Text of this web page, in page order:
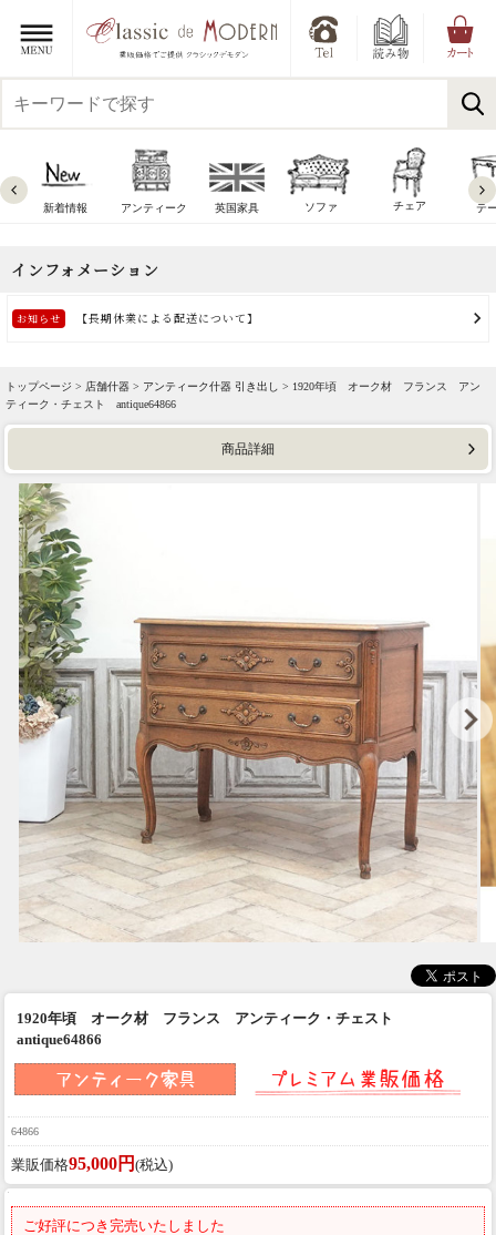
新着情報 アンティーク 英国家具 ソファ チェア テ
トップページ > 店舗什器 > アンティーク什器 引き出し
> 1920年頃 オーク材 フランス アン
ティーク・チェスト antique64866
商品詳細
1920年頃 オーク材 フランス アンティーク・チェスト
antique64866
64866
業販価格95,000円 (税込)
ご好評につき完売いたしました